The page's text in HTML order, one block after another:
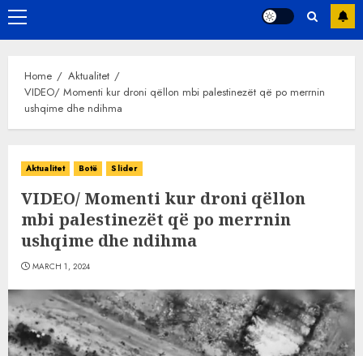
Primary
Menu
Home
Aktualitet
VIDEO/ Momenti kur droni qëllon mbi palestinezët që po merrnin
ushqime dhe ndihma
Aktualitet Botë Slider
VIDEO/ Momenti kur droni qëllon
mbi palestinezët që po merrnin
ushqime dhe ndihma
MARCH 1, 2024